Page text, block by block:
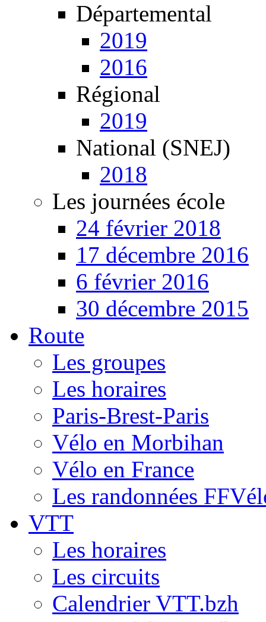
Départemental
2019
2016
Régional
2019
National (SNEJ)
2018
Les journées école
24 février 2018
17 décembre 2016
6 février 2016
30 décembre 2015
Route
Les groupes
Les horaires
Paris-Brest-Paris
Vélo en Morbihan
Vélo en France
Les randonnées
VTT
Les horaires
Les circuits
Calendrier VTT.bzh